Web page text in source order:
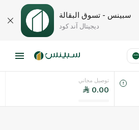
سبينس - تسوق البقالة
ديجيتال آند كود
اللغةتوصيل مجاني
0.00